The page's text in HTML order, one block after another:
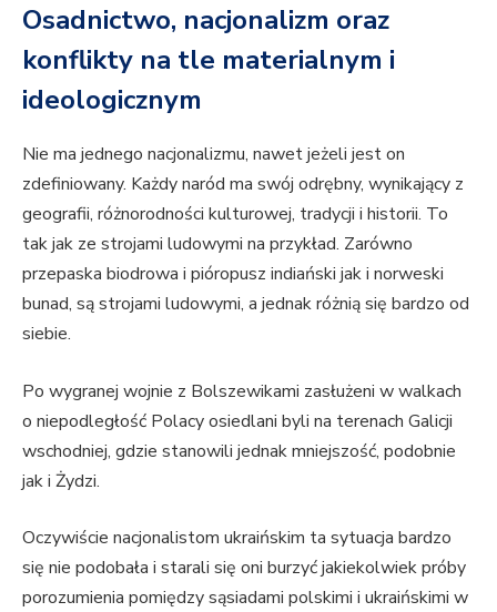
Osadnictwo, nacjonalizm oraz
konflikty na tle materialnym i
ideologicznym
Nie ma jednego nacjonalizmu, nawet jeżeli jest on
zdefiniowany. Każdy naród ma swój odrębny, wynikający z
geografii, różnorodności kulturowej, tradycji i historii. To
tak jak ze strojami ludowymi na przykład. Zarówno
przepaska biodrowa i pióropusz indiański jak i norweski
bunad, są strojami ludowymi, a jednak różnią się bardzo od
siebie.
Po wygranej wojnie z Bolszewikami zasłużeni w walkach
o niepodległość Polacy osiedlani byli na terenach Galicji
wschodniej, gdzie stanowili jednak mniejszość, podobnie
jak i Żydzi.
Oczywiście nacjonalistom ukraińskim ta sytuacja bardzo
się nie podobała i starali się oni burzyć jakiekolwiek próby
porozumienia pomiędzy sąsiadami polskimi i ukraińskimi w